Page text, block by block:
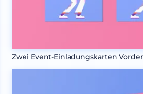
Zwei Event-Einladungskarten